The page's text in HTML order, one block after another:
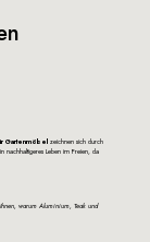
Gartenmöbel zeichnen sich durch
nachhaltigeres Leben im Freien, da
warum Aluminium, Teak und